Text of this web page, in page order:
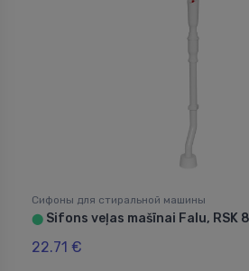
Сифоны для стиральной машины
⬤ Sifons veļas mašīnai Falu, RSK
22.71 €